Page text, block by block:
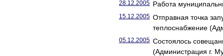
28.12.2005 Работа
15.12.2005 Отправная точка
теплоснабжение
05.12.2005 Состоялось
(Администрация г.